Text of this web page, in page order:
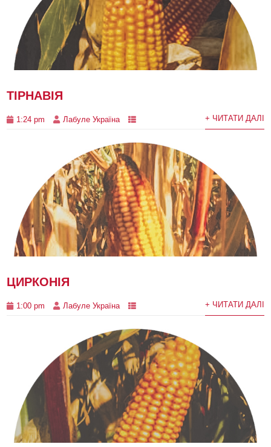
ТІРНАВІЯ
1:24 pm Лабуле Україна + ЧИТАТИ ДАЛІ
ЦИРКОНІЯ
1:00 pm Лабуле Україна + ЧИТАТИ ДАЛІ